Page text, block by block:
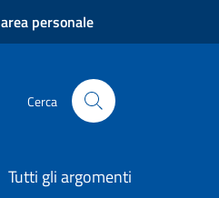
personale
Cerca
Tutti gli argomenti